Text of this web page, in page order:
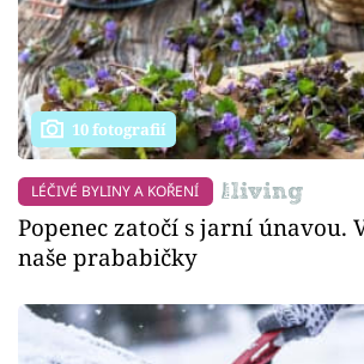
10 fotografií
LÉČIVÉ BYLINY A KOŘENÍ
Popenec zatočí s jarní únavou.
naše prababičky